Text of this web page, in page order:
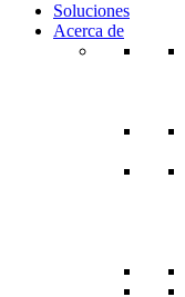
Soluciones
Acerca de